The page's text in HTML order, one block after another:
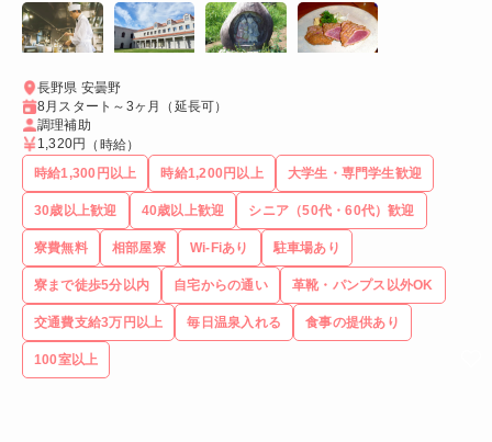
長野県 安曇野
8月スタート～3ヶ月（延長可）
調理補助
1,320円
（時給）
時給1,300円以上
時給1,200円以上 大学生・専門学生歓迎
30歳以上歓迎 40歳以上歓迎 シニア（50代・60代）歓迎
寮費無料 相部屋寮 Wi-Fiあり 駐車場あり
寮まで徒歩5分以内 自宅からの通い 革靴・パンプス以外OK
交通費支給3万円以上 毎日温泉入れる 食事の提供あり
100室以上